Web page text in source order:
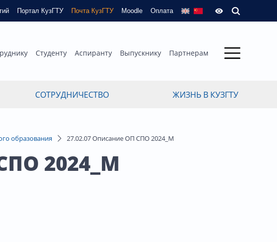
Портал КузГТУ Почта КузГТУ Moodle Оплата
Студенту Аспиранту Выпускнику Партнерам
СОТРУДНИЧЕСТВО ЖИЗНЬ В КУЗГТУ
образования
27.02.07 Описание ОП СПО 2024_M
2024_M